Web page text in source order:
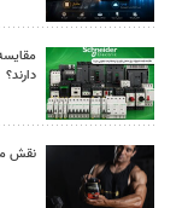
دارند؟
نقش